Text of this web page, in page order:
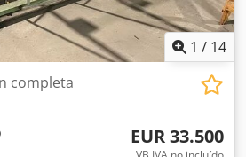
1 / 14
completa
EUR 33.500